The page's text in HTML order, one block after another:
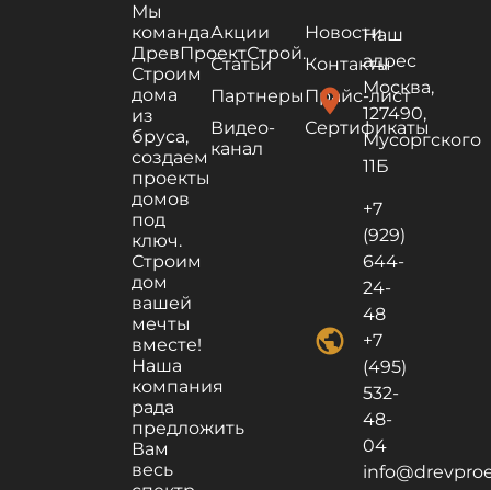
Мы
команда
ДревПроектСтрой.
Строим
дома
из
бруса,
создаем
проекты
домов
под
ключ.
Строим
дом
вашей
мечты
вместе!
Наша
компания
рада
предложить
Вам
весь
Акции
Новости
Статьи
Контакты
ПартнерыПрайс-лист
Видео-
канал
Сертификаты
location_on
Наш
адрес
Москва,
127490,
Мусоргского
11Б
public
+7
(929)
644-
24-
48
+7
(495)
532-
48-
04